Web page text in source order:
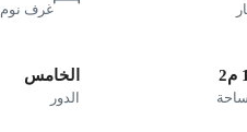
غرف نوم
الخامس
الدور